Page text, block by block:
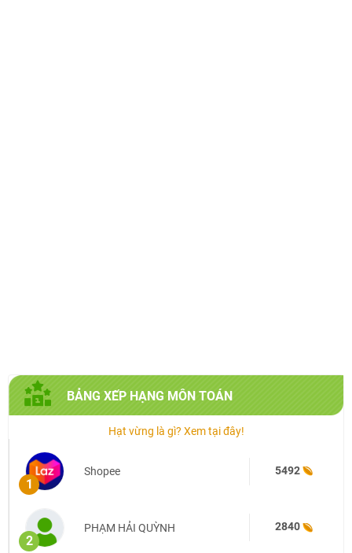
BẢNG XẾP HẠNG MÔN TOÁN
Hạt vừng là gì? Xem tại đây!
1
Shopee 5492
2
PHẠM HẢI QUỲNH 2840